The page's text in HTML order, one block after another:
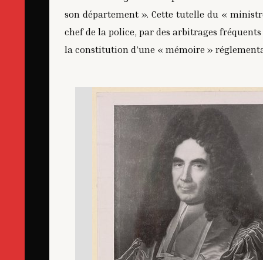
son département ». Cette tutelle du «
chef de la police, par des arbitrages
la constitution d’une « mémoire »